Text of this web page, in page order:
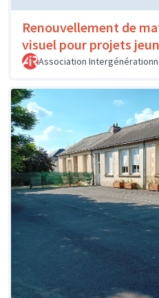
Renouvellement de
visuel pour projets
Association